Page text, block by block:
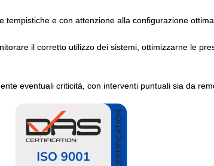
tempistiche e con attenzione alla configurazione
il corretto utilizzo dei sistemi, ottimizzarne le
eventuali criticità, con interventi puntuali sia da